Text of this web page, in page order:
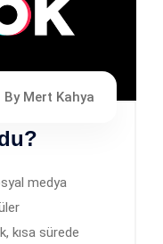
By Mert Kahya
medya
kısa sürede